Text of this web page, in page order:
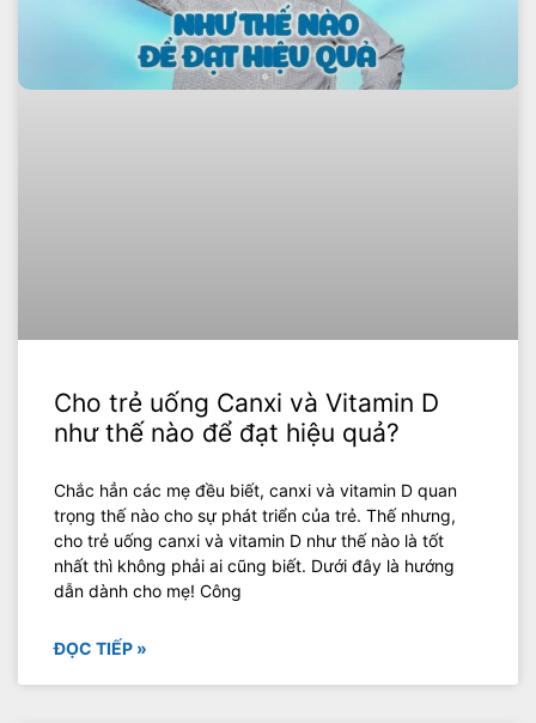
Cho trẻ uống Canxi và Vitamin D
như thế nào để đạt hiệu quả?
Chắc hẳn các mẹ đều biết, canxi và vitamin D quan
trọng thế nào cho sự phát triển của trẻ. Thế nhưng,
cho trẻ uống canxi và vitamin D như thế nào là tốt
nhất thì không phải ai cũng biết. Dưới đây là hướng
dẫn dành cho mẹ! Công
ĐỌC TIẾP »